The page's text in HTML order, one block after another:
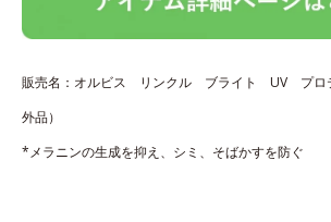
販売名：オルビス リンクル ブライト UV プロ
外品）
*メラニンの生成を抑え、シミ、そばかすを防ぐ